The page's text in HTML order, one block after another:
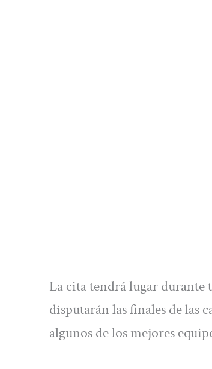
La cita tendrá lugar durante
disputarán las finales de las
algunos de los mejores